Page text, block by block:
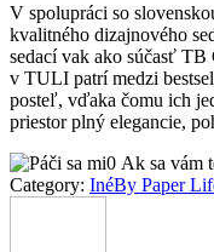
V spolupráci so
kvalitného dizajnového
sedací vak ako súčasť
v TULI patrí medzi
posteľ, vďaka čomu ich
priestor plný elegancie,
0 Ak sa vám
Category: InéBy Paper